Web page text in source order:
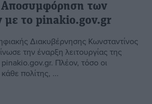
των
με το pinakio.gov.gr
Διακυβέρνησης Κωνσταντίνος
την έναρξη λειτουργίας της
Πλέον, τόσο οι
πολίτης, ...